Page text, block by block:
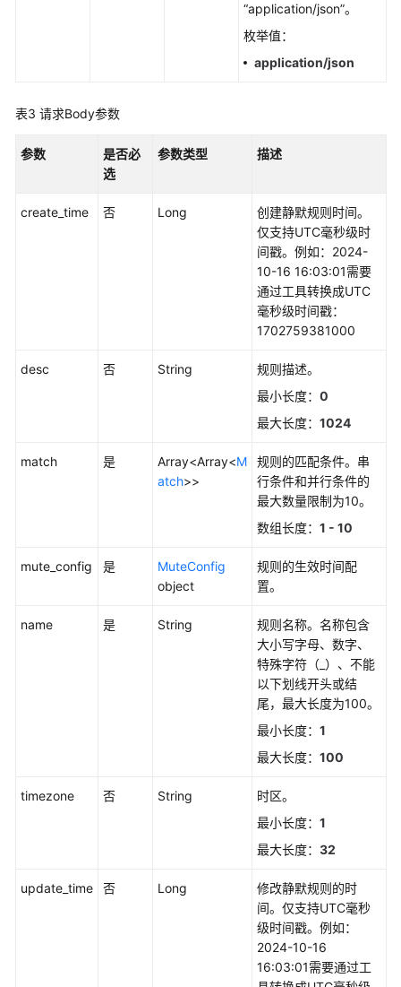
AOM
1.0
文
档
区
指
（吉
（吉
域）
“application/json”。
枚举值：
application/json
表3 请求Body参数
参数
是否必
选
参数类型 描述
create_time 否 Long
创建静默规则时间。
仅支持UTC毫秒级时
间戳。例如：2024-
10-16 16:03:01需要
通过工具转换成UTC
毫秒级时间戳：
1702759381000
desc 否 String
规则描述。
最小长度： 0
最大长度： 1024
match 是 Array<Array<M
atch>>
规则的匹配条件。串
行条件和并行条件的
最大数量限制为10。
数组长度： 1 - 10
mute_config 是
MuteConfig
object
规则的生效时间配
置。
name 是 String
规则名称。名称包含
大小写字母、数字、
特殊字符（_）、不能
以下划线开头或结
尾，最大长度为100。
最小长度： 1
最大长度： 100
timezone 否 String
时区。
最小长度： 1
最大长度： 32
update_time 否 Long
修改静默规则的时
间。仅支持UTC毫秒
级时间戳。例如：
2024-10-16
16:03:01需要通过工